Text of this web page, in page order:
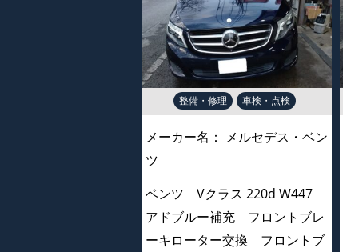
整備・修理 車検・点検
メーカー名： メルセデス・ベン
ツ
ベンツ Vクラス 220d W447
アドブルー補充 フロントブレ
ーキローター交換 フロントブ